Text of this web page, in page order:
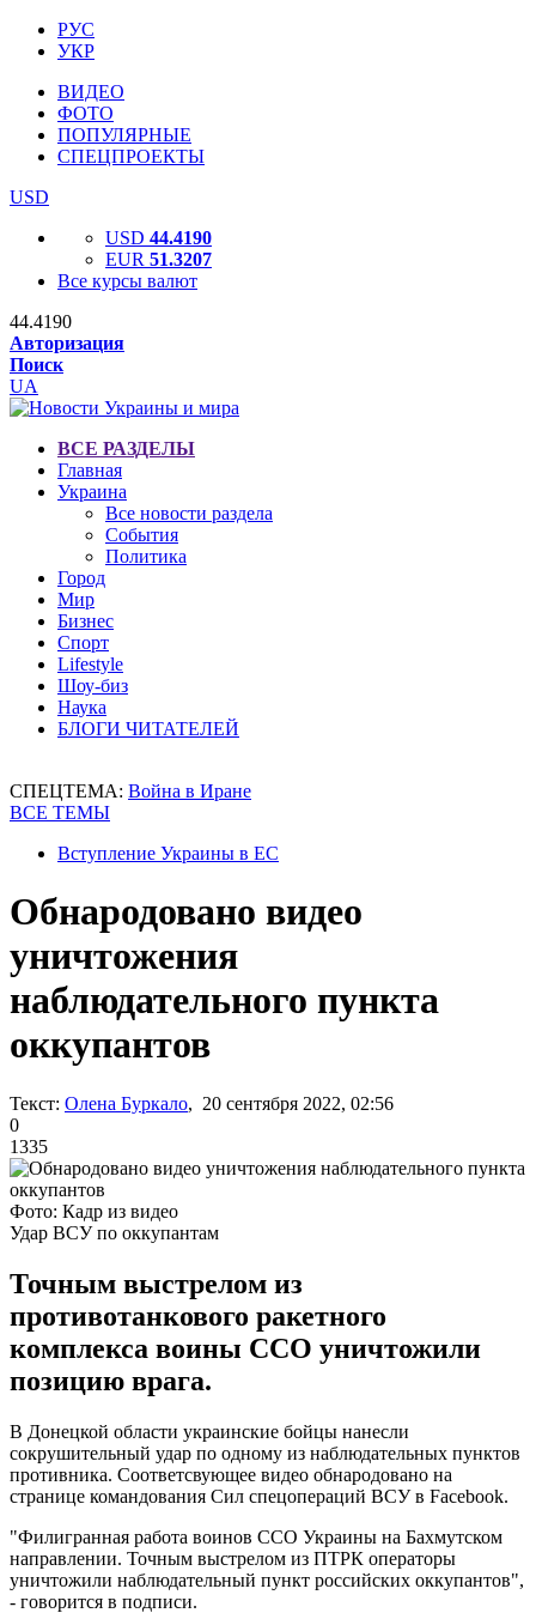
РУС
УКР
ВИДЕО
ФОТО
ПОПУЛЯРНЫЕ
СПЕЦПРОЕКТЫ
USD
USD 44.4190
EUR 51.3207
Все курсы валют
44.4190
Авторизация
Поиск
UA
ВСЕ РАЗДЕЛЫ
Главная
Украина
Все новости раздела
События
Политика
Город
Мир
Бизнес
Спорт
Lifestyle
Шоу-биз
Наука
БЛОГИ ЧИТАТЕЛЕЙ
СПЕЦТЕМА: Война в Иране
ВСЕ ТЕМЫ
Вступление Украины в ЕС
Обнародовано видео
уничтожения
наблюдательного пункта
оккупантов
Текст: Олена Буркало, 20 сентября 2022, 02:56
0
1335
Фото: Кадр из видео
Удар ВСУ по оккупантам
Точным выстрелом из
противотанкового ракетного
комплекса воины ССО уничтожили
позицию врага.
В Донецкой области украинские бойцы нанесли
сокрушительный удар по одному из наблюдательных пунктов
противника. Соответсвующее видео обнародовано на
странице командования Сил спецопераций ВСУ в Facebook.
"Филигранная работа воинов ССО Украины на Бахмутском
направлении. Точным выстрелом из ПТРК операторы
уничтожили наблюдательный пункт российских оккупантов",
- говорится в подписи.